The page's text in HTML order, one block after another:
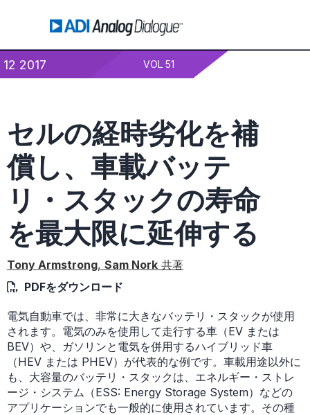
12 2017 VOL 51
セルの経時劣化を補
償し、車載バッテ
リ・スタックの寿命
を最大限に延伸する
Tony Armstrong, Sam Nork 共著
PDFをダウンロード
電気自動車では、非常に大きなバッテリ・スタックが使用
されます。電気のみを使用して走行する車（EV または
BEV）や、ガソリンと電気を併用するハイブリッド車
（HEV または PHEV）が代表的な例です。車載用途以外に
も、大容量のバッテリ・スタックは、エネルギー・ストレ
ージ・システム（ESS: Energy Storage System）などの
アプリケーションでも一般的に使用されています。その種